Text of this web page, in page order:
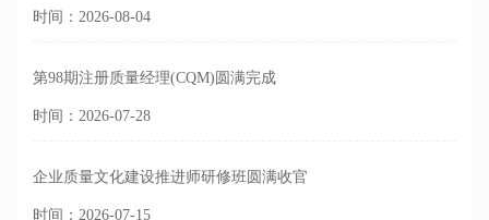
时间：2026-08-04
第98期注册质量经理(CQM)圆满完成
时间：2026-07-28
企业质量文化建设推进师研修班圆满收官
时间：2026-07-15